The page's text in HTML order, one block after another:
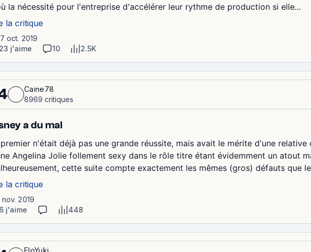
la nécessité pour l'entreprise d'accélérer leur rythme de production si elle...
la critique
oct. 2019
23 j'aime
10 2.5K
Caine78
8969 critiques
a du mal
n'était déjà pas une grande réussite, mais avait le mérite d'une relative
Angelina Jolie follement sexy dans le rôle titre étant évidemment un atout
cette suite compte exactement les mêmes (gros) défauts que
la critique
nov. 2019
6 j'aime
448
FloYuki